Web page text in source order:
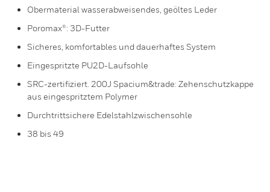
Obermaterial wasserabweisendes, geöltes Leder
Poromax®: 3D-Futter
Sicheres, komfortables und dauerhaftes System
Eingespritzte PU2D-Laufsohle
SRC-zertifiziert. 200J Spacium&trade: Zehenschutzkappe
aus eingespritztem Polymer
Durchtrittsichere Edelstahlzwischensohle
38 bis 49